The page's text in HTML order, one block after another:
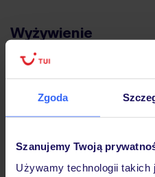
Zgoda
Szanujemy Twoją
Używamy technologii takich
Wyżywienie
Atrakcje